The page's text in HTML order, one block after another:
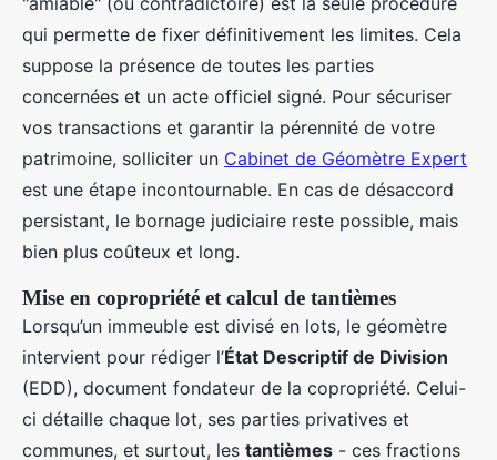
qui permette de fixer définitivement les limites. Cela
suppose la présence de toutes les parties
concernées et un acte officiel signé. Pour sécuriser
vos transactions et garantir la pérennité de votre
patrimoine, solliciter un Cabinet de Géomètre Expert
est une étape incontournable. En cas de désaccord
persistant, le bornage judiciaire reste possible, mais
bien plus coûteux et long.
Mise en copropriété et calcul de tantièmes
Lorsqu’un immeuble est divisé en lots, le géomètre
intervient pour rédiger l’État Descriptif de Division
(EDD), document fondateur de la copropriété. Celui-
ci détaille chaque lot, ses parties privatives et
communes, et surtout, les tantièmes - ces fractions